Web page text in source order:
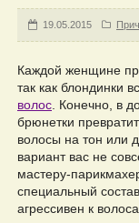
19.05.2015
Каждой женщине
так как блондинки
волос . Конечно, в
брюнетки
волосы на тон или
вариант вас не
мастеру-
специальный
агрессивен к